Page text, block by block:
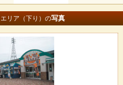
リア（下り）の写真